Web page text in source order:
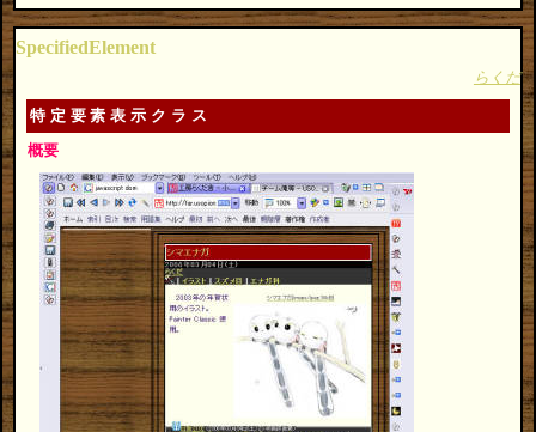
SpecifiedElement
らくだ
特定要素表示クラス
概要